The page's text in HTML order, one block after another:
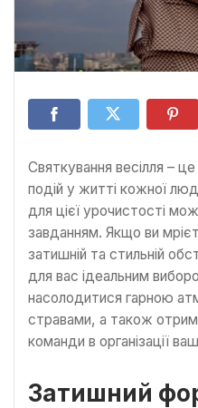
Святкування весілля –
подій у житті кожної
для цієї урочистості
завданням. Якщо ви
затишній та стильній
для вас ідеальним
насолодитися гарною
стравами, а також
команди в організації
Затишний